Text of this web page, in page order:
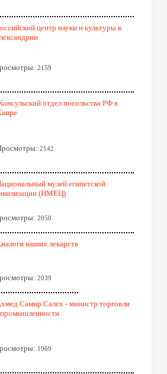
центр науки и культуры в
2159
отдел посольства РФ в
2142
музей египетской
(НМЕЦ)
2050
наших лекарств
2039
Самир Салех - министр торговли
1969